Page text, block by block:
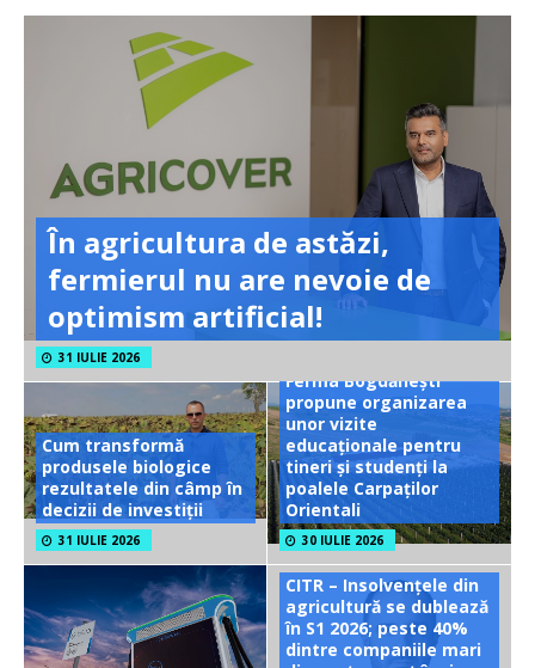
În agricultura de astăzi,
fermierul nu are nevoie de
optimism artificial!
31 IULIE 2026
Cum transformă
produsele biologice
rezultatele din câmp în
decizii de investiții
31 IULIE 2026
Ferma Bogdănești
propune organizarea
unor vizite
educaționale pentru
tineri și studenți la
poalele Carpaților
Orientali
30 IULIE 2026
CITR – Insolvențele din
agricultură se dublează
în S1 2026; peste 40%
dintre companiile mari